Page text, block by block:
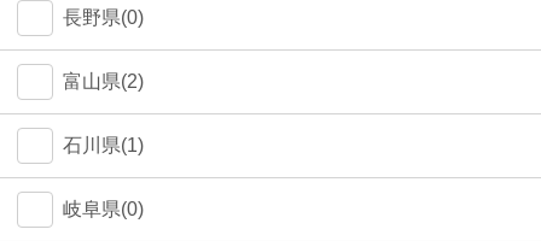
長野県(0)
富山県(2)
石川県(1)
岐阜県(0)